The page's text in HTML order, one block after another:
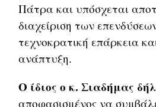
Πάτρα και υπόσχεται
διαχείριση των
τεχνοκρατική επάρκεια
ανάπτυξη.
Ο ίδιος ο κ. Σιαδήμας
αποφασισμένος να